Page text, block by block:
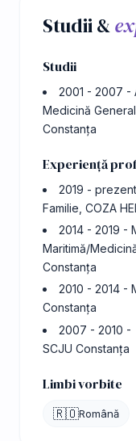
Studii &
Studii
2001 - 2007 -
Medicină
Constanța
Experiență
2019 -
Familie, COZA
2014 - 2019 -
Maritimă/
Constanța
2010 - 2014 -
Constanța
2007 - 2010 -
SCJU Constanța
Limbi vorbite
🇷🇴Română